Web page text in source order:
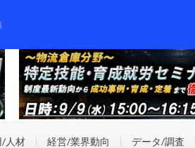
/人材 経営/業界動向 データ/調査